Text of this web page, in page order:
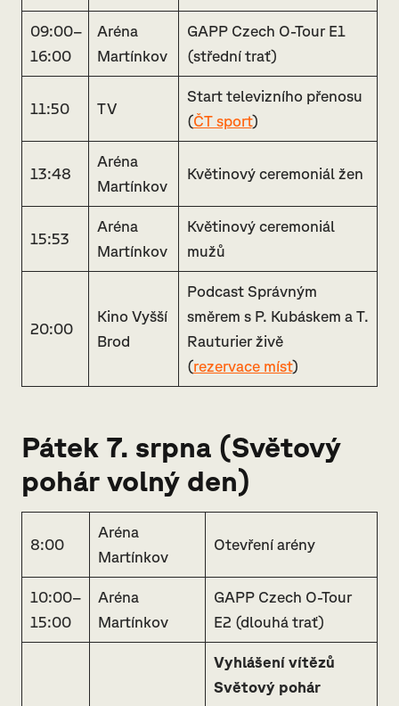
09:00–
16:00
Aréna
Martínkov
GAPP Czech O-Tour E1
(střední trať)
11:50 TV
Start televizního přenosu
(ČT sport)
13:48
Aréna
Martínkov
Květinový ceremoniál žen
15:53
Aréna
Martínkov
Květinový ceremoniál
mužů
20:00
Kino Vyšší
Brod
Podcast Správným
směrem s P. Kubáskem a T.
Rauturier živě
(rezervace míst)
Pátek 7. srpna (Světový
pohár volný den)
8:00
Aréna
Martínkov
Otevření arény
10:00–
15:00
Aréna
Martínkov
GAPP Czech O-Tour
E2 (dlouhá trať)
Vyhlášení vítězů
Světový pohár